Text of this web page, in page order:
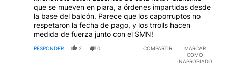
que se mueven en piara, a órdenes impartidas desde
la base del balcón. Parece que los caporruptos no
respetaron la fecha de pago, y los trrolls hacen
medida de fuerza junto con el SMN!
RESPONDER 2 0 COMPARTIR
MARCAR
COMO
INAPROPIADO